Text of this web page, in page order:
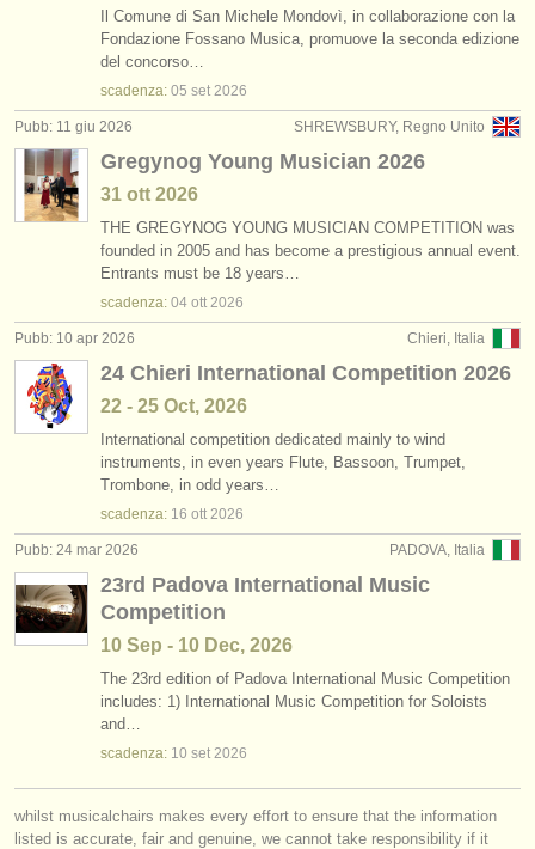
concorsi/premi
strumenti in vendita
strumenti rubati
elenchi:
orchestre e teatri lirici
conservatori
orchestre giovanili
musicalchairs:
riguardo musicalchairs
contattaci
rss feeds
notizie di musica classica
editori:
pubblica con noi
find out about ourATS
faq
accedi
corsi: cornetto (1)
corsi: cornet (1)
degree courses: tromba (10)
degree courses: cornetto
degree courses: natural trumpet
degree courses: cornet (8)
tromba in vendita (2)
tromba smarrito
Il Comune di San Michele Mondovì, in collaborazione con la
Fondazione Fossano Musica, promuove la seconda edizione
del concorso…
scadenza: 05 set 2026
SHREWSBURY, Regno Unito
Pubb: 11 giu 2026
Gregynog Young Musician 2026
31 ott 2026
THE GREGYNOG YOUNG MUSICIAN COMPETITION was
founded in 2005 and has become a prestigious annual event.
Entrants must be 18 years…
scadenza: 04 ott 2026
Chieri, Italia
Pubb: 10 apr 2026
24 Chieri International Competition 2026
22 - 25 Oct, 2026
International competition dedicated mainly to wind
instruments, in even years Flute, Bassoon, Trumpet,
Trombone, in odd years…
scadenza: 16 ott 2026
PADOVA, Italia
Pubb: 24 mar 2026
23rd Padova International Music
Competition
10 Sep - 10 Dec, 2026
The 23rd edition of Padova International Music Competition
includes: 1) International Music Competition for Soloists
and…
scadenza: 10 set 2026
whilst musicalchairs makes every effort to ensure that the information
listed is accurate, fair and genuine, we cannot take responsibility if it